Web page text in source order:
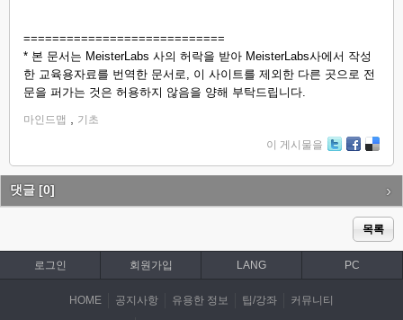
============================
* 본 문서는 MeisterLabs 사의 허락을 받아 MeisterLabs사에서 작성
한 교육용자료를 번역한 문서로, 이 사이트를 제외한 다른 곳으로 전
문을 퍼가는 것은 허용하지 않음을 양해 부탁드립니다.
마인드맵 , 기초
이 게시물을
itte ce lici
댓글 [0]
목록
로그인 회원가입 LANG PC
HOME 공지사항 유용한 정보 팁/강좌
커뮤니티